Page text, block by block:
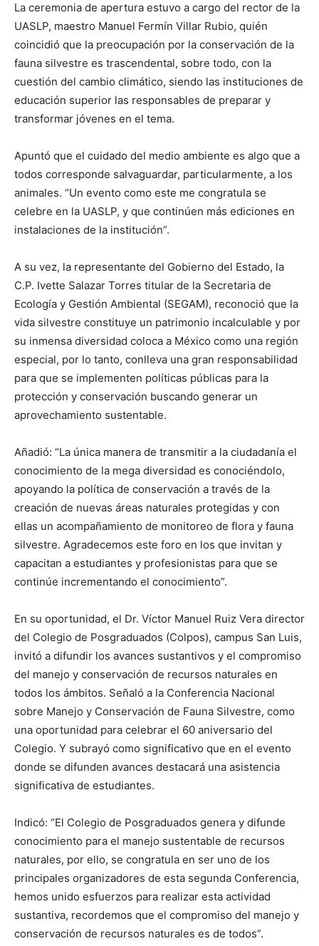
La ceremonia de apertura estuvo a cargo del rector de la
UASLP, maestro Manuel Fermín Villar Rubio, quién
coincidió que la preocupación por la conservación de la
fauna silvestre es trascendental, sobre todo, con la
cuestión del cambio climático, siendo las instituciones de
educación superior las responsables de preparar y
transformar jóvenes en el tema.
Apuntó que el cuidado del medio ambiente es algo que a
todos corresponde salvaguardar, particularmente, a los
animales. “Un evento como este me congratula se
celebre en la UASLP, y que continúen más ediciones en
instalaciones de la institución”.
A su vez, la representante del Gobierno del Estado, la
C.P. Ivette Salazar Torres titular de la Secretaria de
Ecología y Gestión Ambiental (SEGAM), reconoció que la
vida silvestre constituye un patrimonio incalculable y por
su inmensa diversidad coloca a México como una región
especial, por lo tanto, conlleva una gran responsabilidad
para que se implementen políticas públicas para la
protección y conservación buscando generar un
aprovechamiento sustentable.
Añadió: “La única manera de transmitir a la ciudadanía el
conocimiento de la mega diversidad es conociéndolo,
apoyando la política de conservación a través de la
creación de nuevas áreas naturales protegidas y con
ellas un acompañamiento de monitoreo de flora y fauna
silvestre. Agradecemos este foro en los que invitan y
capacitan a estudiantes y profesionistas para que se
continúe incrementando el conocimiento”.
En su oportunidad, el Dr. Víctor Manuel Ruiz Vera director
del Colegio de Posgraduados (Colpos), campus San Luis,
invitó a difundir los avances sustantivos y el compromiso
del manejo y conservación de recursos naturales en
todos los ámbitos. Señaló a la Conferencia Nacional
sobre Manejo y Conservación de Fauna Silvestre, como
una oportunidad para celebrar el 60 aniversario del
Colegio. Y subrayó como significativo que en el evento
donde se difunden avances destacará una asistencia
significativa de estudiantes.
Indicó: “El Colegio de Posgraduados genera y difunde
conocimiento para el manejo sustentable de recursos
naturales, por ello, se congratula en ser uno de los
principales organizadores de esta segunda Conferencia,
hemos unido esfuerzos para realizar esta actividad
sustantiva, recordemos que el compromiso del manejo y
conservación de recursos naturales es de todos”.